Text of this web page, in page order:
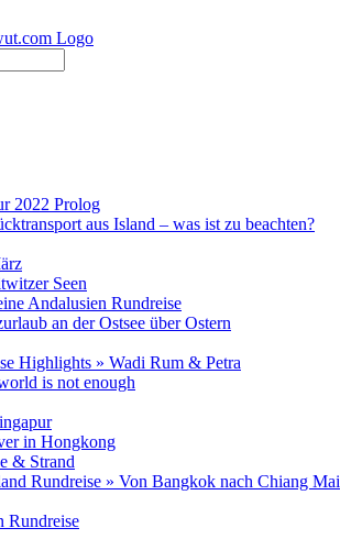
2022 Prolog
aus Island – was ist zu beachten?
Seen
Andalusien Rundreise
an der Ostsee über Ostern
Highlights » Wadi Rum & Petra
is not enough
in Hongkong
& Strand
Rundreise » Von Bangkok nach Chiang Mai
Rundreise